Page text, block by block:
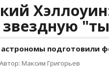
звездную
астрономы подготовили
Автор: Максим Григорьев